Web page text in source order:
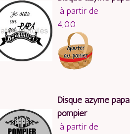
à partir de
4,00
Disque azyme papa
pompier
à partir de